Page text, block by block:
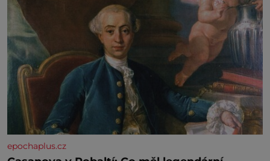
epochaplus.cz